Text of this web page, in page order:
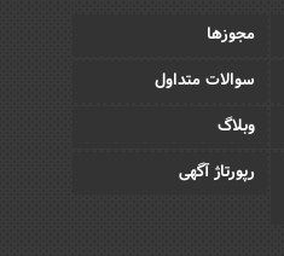
مجوزها
سوالات متداول
وبلاگ
رپورتاژ آگهی